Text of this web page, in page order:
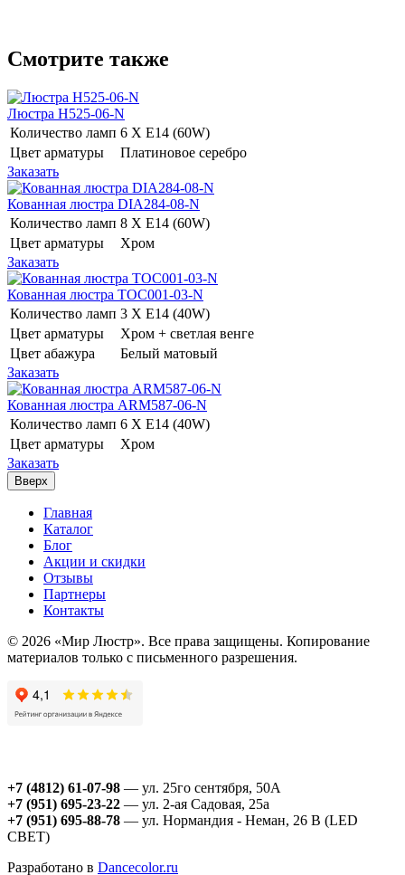
Смотрите также
Люстра H525-06-N
Количество ламп 6 Х E14 (60W)
Цвет арматуры
Платиновое серебро
Заказать
Кованная люстра DIA284-08-N
Количество ламп 8 Х E14 (60W)
Цвет арматуры
Хром
Заказать
Кованная люстра TOC001-03-N
Количество ламп 3 Х E14 (40W)
Цвет арматуры
Хром + светлая венге
Цвет абажура
Белый матовый
Заказать
Кованная люстра ARM587-06-N
Количество ламп 6 Х E14 (40W)
Цвет арматуры
Хром
Заказать
Вверх
Главная
Каталог
Блог
Акции и скидки
Отзывы
Партнеры
Контакты
© 2026 «Мир Люстр». Все права защищены. Копирование
материалов только с письменного разрешения.
+7 (4812) 61-07-98 — ул. 25го сентября, 50А
+7 (951) 695-23-22 — ул. 2-ая Садовая, 25а
+7 (951) 695-88-78 — ул. Нормандия - Неман, 26 В (LED
СВЕТ)
Разработано в Dancecolor.ru